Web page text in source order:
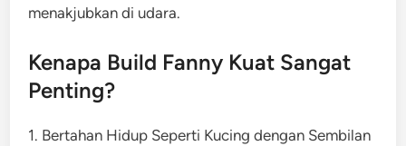
menakjubkan di udara.
Kenapa Build Fanny Kuat Sangat
Penting?
1. Bertahan Hidup Seperti Kucing dengan Sembilan